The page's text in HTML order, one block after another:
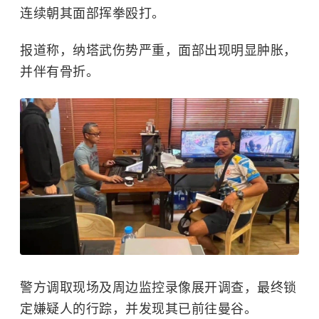
连续朝其面部挥拳殴打。
报道称，纳塔武伤势严重，面部出现明显肿胀，
并伴有骨折。
警方调取现场及周边监控录像展开调查，最终锁
定嫌疑人的行踪，并发现其已前往曼谷。